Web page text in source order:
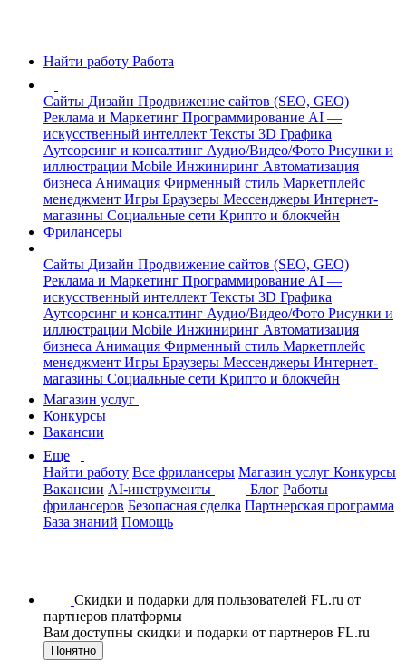
Найти работу Работа
Сайты Дизайн Продвижение сайтов (SEO, GEO)
Реклама и Маркетинг Программирование AI —
искусственный интеллект Тексты 3D Графика
Аутсорсинг и консалтинг Аудио/Видео/Фото Рисунки и
иллюстрации Mobile Инжиниринг Автоматизация
бизнеса Анимация Фирменный стиль Маркетплейс
менеджмент Игры Браузеры Мессенджеры Интернет-
магазины Социальные сети Крипто и блокчейн
Фрилансеры
Сайты Дизайн Продвижение сайтов (SEO, GEO)
Реклама и Маркетинг Программирование AI —
искусственный интеллект Тексты 3D Графика
Аутсорсинг и консалтинг Аудио/Видео/Фото Рисунки и
иллюстрации Mobile Инжиниринг Автоматизация
бизнеса Анимация Фирменный стиль Маркетплейс
менеджмент Игры Браузеры Мессенджеры Интернет-
магазины Социальные сети Крипто и блокчейн
Магазин услуг
Конкурсы
Вакансии
Еще
Найти работу Все фрилансеры Магазин услуг Конкурсы
Вакансии AI-инструменты Блог Работы
фрилансеров Безопасная сделка Партнерская программа
База знаний Помощь
Скидки и подарки для пользователей FL.ru от
партнеров платформы
Вам доступны скидки и подарки от партнеров FL.ru
Понятно